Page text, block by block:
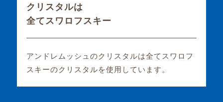
クリスタルは
全てスワロフスキー
アンドレムッシュのクリスタルは全てスワロフ
スキーのクリスタルを使用しています。